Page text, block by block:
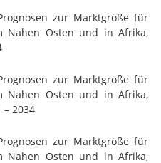
zur Marktgröße für
Nahen Osten und in Afrika,
zur Marktgröße für
Nahen Osten und in Afrika,
2034
zur Marktgröße für
Nahen Osten und in Afrika,